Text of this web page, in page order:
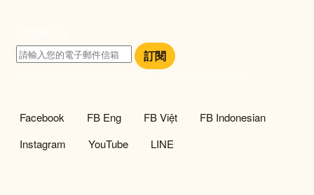
訂閱
社群選單
Facebook FB Eng FB Việt
FB Indonesian
Instagram
YouTube LINE